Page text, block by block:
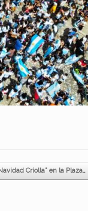
Criolla” en la Plaza…